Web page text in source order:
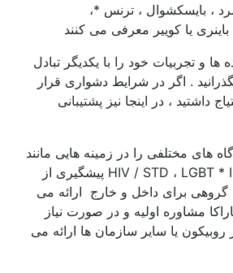
، بایسکشوال ، ترنس *،
یا کوییر معرفی می کنند
ها و تجربیات خود را با یکدیگر تبادل
. اگر در شرایط دشواری قرار
داشتید ، در اینجا نیز پشتیبانی
های مختلفی را در زمینه هایی مانند
پیشگیری از HIV / STD ، LGBT * I ​​* Q + و مهاجرت و
گروهی برای داخل و خارج ارائه می
مشاوره اولیه و در صورت نیاز
روبیکون یا سایر سازمان ها ارائه می